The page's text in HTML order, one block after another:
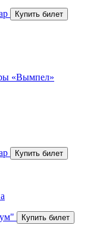
«Вымпел»